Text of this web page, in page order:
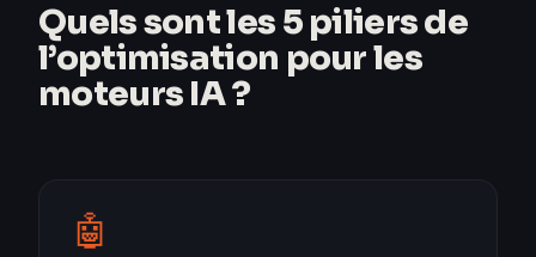
Quels sont les 5 piliers de
l’optimisation pour les
moteurs IA ?
🤖